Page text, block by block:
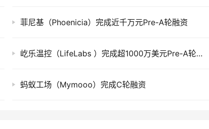
菲尼基（Phoenicia）完成近千万元Pre-A轮融资
屹乐温控（LifeLabs ）完成超1000万美元Pre-A轮融资
蚂蚁工场（Mymooo）完成C轮融资